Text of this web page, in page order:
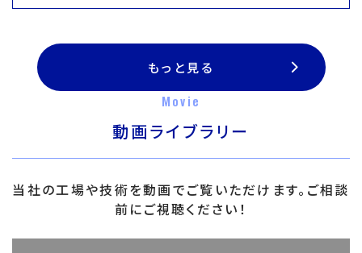
もっと見る
Movie
動画ライブラリー
当社の工場や技術を動画でご覧いただけます。ご相談
前にご視聴ください！